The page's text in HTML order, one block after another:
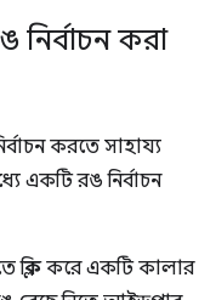
নির্বাচন করা
করতে সাহায্য
একটি রঙ নির্বাচন
ক্লিক করে একটি কালার